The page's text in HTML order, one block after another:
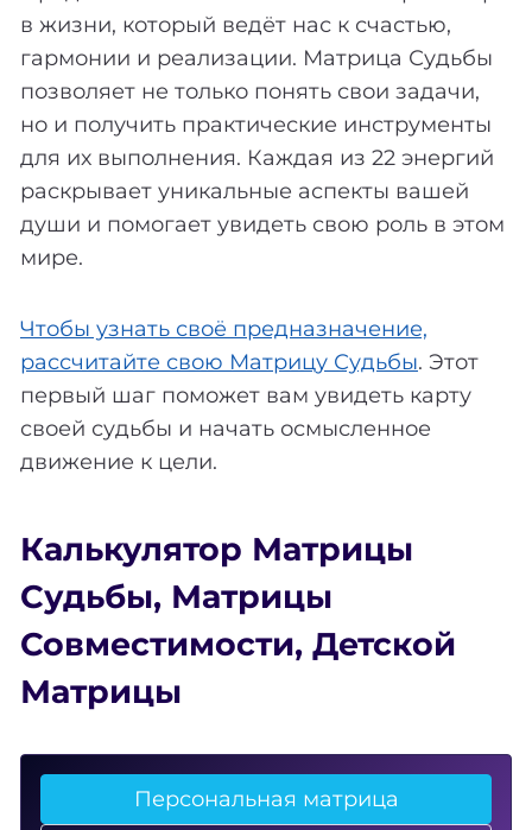
в жизни, который ведёт нас к счастью,
гармонии и реализации. Матрица Судьбы
позволяет не только понять свои задачи,
но и получить практические инструменты
для их выполнения. Каждая из 22 энергий
раскрывает уникальные аспекты вашей
души и помогает увидеть свою роль в этом
мире.
Чтобы узнать своё предназначение,
рассчитайте свою Матрицу Судьбы. Этот
первый шаг поможет вам увидеть карту
своей судьбы и начать осмысленное
движение к цели.
Калькулятор Матрицы
Судьбы, Матрицы
Совместимости, Детской
Матрицы
Персональная матрица